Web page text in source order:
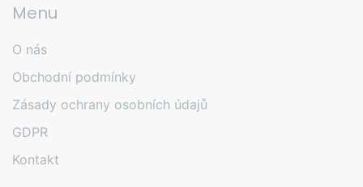
Menu
O nás
Obchodní podmínky
Zásady ochrany osobních údajů
GDPR
Kontakt